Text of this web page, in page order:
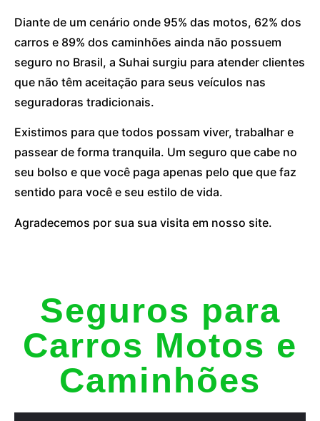
Diante de um cenário onde 95% das motos, 62% dos
carros e 89% dos caminhões ainda não possuem
seguro no Brasil, a Suhai surgiu para atender clientes
que não têm aceitação para seus veículos nas
seguradoras tradicionais.
Existimos para que todos possam viver, trabalhar e
passear de forma tranquila. Um seguro que cabe no
seu bolso e que você paga apenas pelo que que faz
sentido para você e seu estilo de vida.
Agradecemos por sua sua visita em nosso site.
Seguros para
Carros Motos e
Caminhões